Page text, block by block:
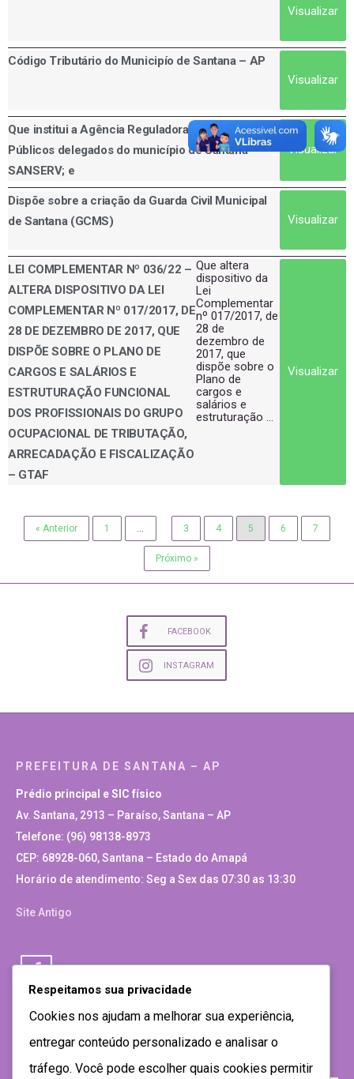
Visualizar
Código Tributário do Municipío de Santana – AP
Visualizar
Que institui a Agência Reguladora de Serviços
Públicos delegados do município de Santana –
SANSERV; e
Visualizar
Dispõe sobre a criação da Guarda Civil Municipal
de Santana (GCMS)
Visualizar
LEI COMPLEMENTAR Nº 036/22 –
ALTERA DISPOSITIVO DA LEI
COMPLEMENTAR Nº 017/2017, DE
28 DE DEZEMBRO DE 2017, QUE
DISPÕE SOBRE O PLANO DE
CARGOS E SALÁRIOS E
ESTRUTURAÇÃO FUNCIONAL
DOS PROFISSIONAIS DO GRUPO
OCUPACIONAL DE TRIBUTAÇÃO,
ARRECADAÇÃO E FISCALIZAÇÃO
– GTAF
Que altera
dispositivo da
Lei
Complementar
nº 017/2017, de
28 de
dezembro de
2017, que
dispõe sobre o
Plano de
cargos e
salários e
estruturação ...
Visualizar
« Anterior 1 … 3 4 5 6 7
Próximo »
FACEBOOK
INSTAGRAM
PREFEITURA DE SANTANA – AP
Prédio principal e SIC físico
Av. Santana, 2913 – Paraíso, Santana – AP
Telefone: (96) 98138-8973
CEP: 68928-060, Santana – Estado do Amapá
Horário de atendimento: Seg a Sex das 07:30 as 13:30
Site Antigo
Respeitamos sua privacidade
Cookies nos ajudam a melhorar sua experiência,
entregar conteúdo personalizado e analisar o
tráfego. Você pode escolher quais cookies permitir